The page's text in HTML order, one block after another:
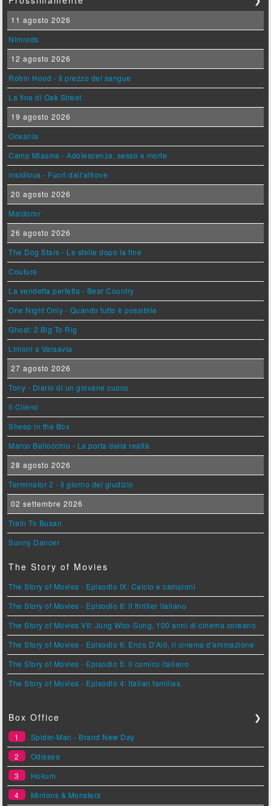
11 agosto 2026
Nimrods
12 agosto 2026
Robin Hood - Il prezzo del sangue
La fine di Oak Street
19 agosto 2026
Oceania
Camp Miasma - Adolescenza, sesso e morte
Insidious - Fuori dall'altrove
20 agosto 2026
Maldoror
26 agosto 2026
The Dog Stars - Le stelle dopo la fine
Couture
La vendetta perfetta - Bear Country
One Night Only - Quando tutto è possibile
Ghost: 2 Big To Rig
Limoni a Varsavia
27 agosto 2026
Tony - Diario di un giovane cuoco
Il Cileno
Sheep in the Box
Marco Bellocchio - La porta della realtà
28 agosto 2026
Terminator 2 - Il giorno del giudizio
02 settembre 2026
Train To Busan
Sunny Dancer
The Story of Movies
The Story of Movies - Episodio IX: Calcio e campioni
The Story of Movies - Episodio 8: Il thriller italiano
The Story of Movies VII: Jung Woo-Sung, 100 anni di cinema coreano
The Story of Movies - Episodio 6: Enzo D'Alò, il cinema d'animazione
The Story of Movies - Episodio 5: Il comico italiano
The Story of Movies - Episodio 4: Italian families
Box Office ❯
1
Spider-Man - Brand New Day
2
Odissea
3
Hokum
4
Minions & Monsters